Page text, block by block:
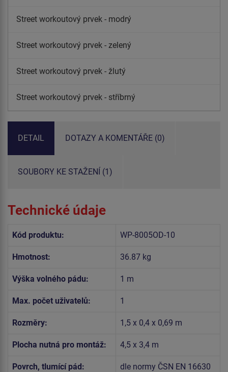
Street workoutový prvek - modrý
Street workoutový prvek - zelený
Street workoutový prvek - žlutý
Street workoutový prvek - stříbrný
DETAIL DOTAZY A KOMENTÁŘE (0)
SOUBORY KE STAŽENÍ (1)
Technické údaje
Kód produktu: WP-8005OD-10
Hmotnost: 36.87 kg
Výška volného pádu: 1 m
Max. počet uživatelů: 1
Rozměry: 1,5 x 0,4 x 0,69 m
Plocha nutná pro montáž: 4,5 x 3,4 m
Povrch, tlumící pád: dle normy ČSN EN 16630